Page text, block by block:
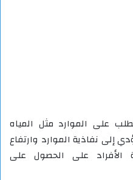
على الموارد مثل المياه
إلى نفاذية الموارد وارتفاع
الأفراد على الحصول على